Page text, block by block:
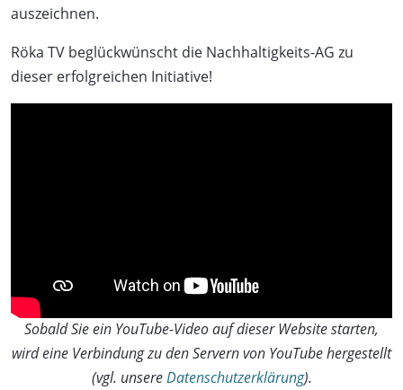
auszeichnen.
Röka TV beglückwünscht die Nachhaltigkeits-AG zu
dieser erfolgreichen Initiative!
Sobald Sie ein YouTube-Video auf dieser Website starten,
wird eine Verbindung zu den Servern von YouTube hergestellt
(vgl. unsereDatenschutzerklärung).